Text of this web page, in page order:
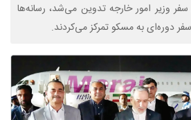
وزیر امور خارجه تدوین می‌شد، رسانه‌ها
دوره‌ای به مسکو تمرکز می‌کردند.